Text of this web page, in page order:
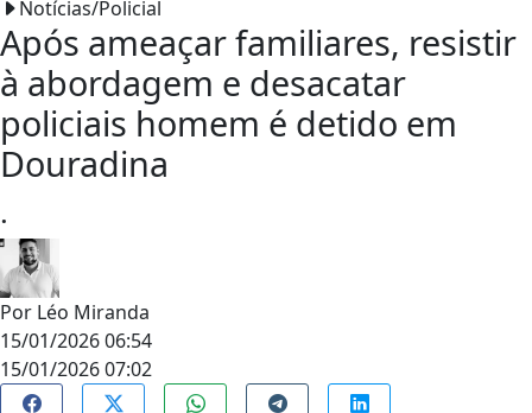
Notícias/Policial
Após ameaçar familiares, resistir
à abordagem e desacatar
policiais homem é detido em
Douradina
.
Por Léo Miranda
15/01/2026 06:54
15/01/2026 07:02